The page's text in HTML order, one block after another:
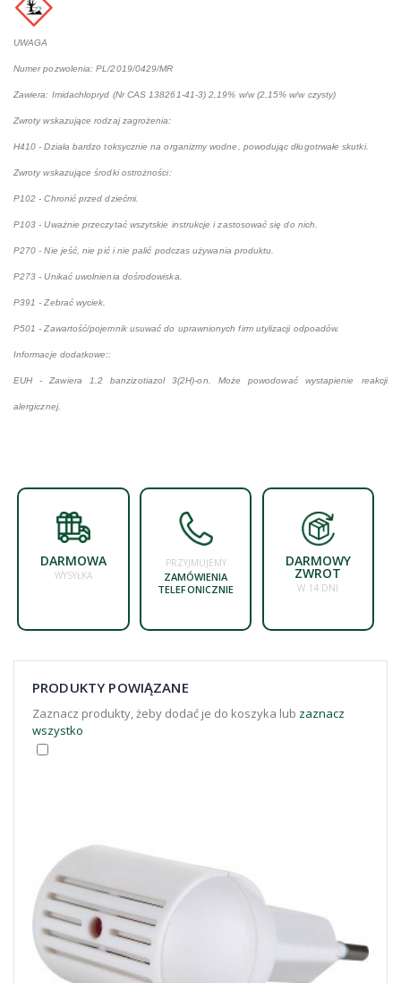
UWAGA
Numer pozwolenia: PL/2019/0429/MR
Zawiera: Imidachlopryd (Nr CAS 138261-41-3) 2,19% w/w (2,15% w/w czysty)
Zwroty wskazujące rodzaj zagrożenia:
H410 - Działa bardzo toksycznie na organizmy wodne, powodując długotrwałe skutki.
Zwroty wskazujące środki ostrożności:
P102 - Chronić przed dziećmi.
P103 - Uważnie przeczytać wszytskie instrukcje i zastosować się do nich.
P270 - Nie jeść, nie pić i nie palić podczas używania produktu.
P273 - Unikać uwolnienia dośrodowiska.
P391 - Zebrać wyciek.
P501 - Zawartość/pojemnik usuwać do uprawnionych firm utylizacji odpoadów.
Informacje dodatkowe::
EUH - Zawiera 1,2 banzizotiazol 3(2H)-on. Może powodować wystapienie reakcji
alergicznej.
DARMOWA
WYSYŁKA
PRZYJMUJEMY
ZAMÓWIENIA
TELEFONICZNIE
DARMOWY
ZWROT
W 14 DNI
PRODUKTY POWIĄZANE
Zaznacz produkty, żeby dodać je do koszyka lub zaznacz
wszystko